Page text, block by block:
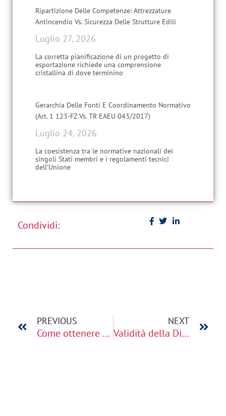
Ripartizione Delle Competenze: Attrezzature
Antincendio Vs. Sicurezza Delle Strutture Edili
Luglio 27, 2026
La corretta pianificazione di un progetto di
esportazione richiede una comprensione
cristallina di dove terminino
Gerarchia Delle Fonti E Coordinamento Normativo
(Art. 1 123-FZ Vs. TR EAEU 043/2017)
Luglio 24, 2026
La coesistenza tra le normative nazionali dei
singoli Stati membri e i regolamenti tecnici
dell’Unione
Condividi:
PREVIOUS
Come ottenere la Dichiarazione di Conformità EAC per cosmetici secondo il Regolamento TR CU 009/2011
NEXT
Validità della Dichiarazione EAC per cosmetici: durata, rinnovo e gestione del modello di prodotto